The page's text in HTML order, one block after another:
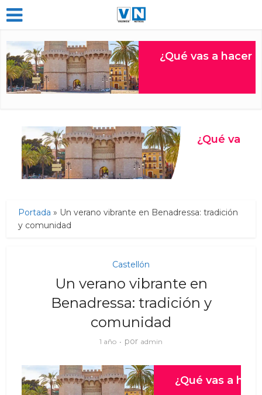
Portada » Un verano vibrante en Benadressa: tradición
y comunidad
Castellón
Un verano vibrante en
Benadressa: tradición y
comunidad
1 año por admin